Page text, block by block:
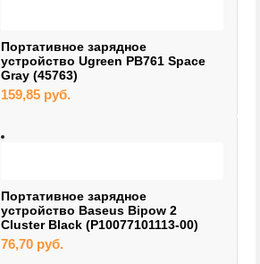
Портативное зарядное
устройство Ugreen PB761 Space
Gray (45763)
159,85 руб.
Портативное зарядное
устройство Baseus Bipow 2
Cluster Black (P10077101113-00)
76,70 руб.